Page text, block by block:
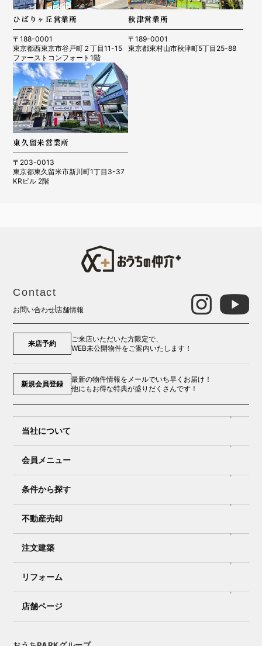
ひばりヶ丘営業所
〒188-0001
東京都西東京市谷戸町２丁目11-15
ファーストコンフォート1階
秋津営業所
〒189-0001
東京都東村山市秋津町5丁目25-88
東久留米営業所
〒203-0013
東京都東久留米市新川町1丁目3-37
KRビル 2階
Contact
お問い合わせ店舗情報
来店予約
ご来店いただいた方限定で、
WEB未公開物件をご案内いたします！
新規会員登録
最新の物件情報をメールでいち早くお届け！
他にもお得な特典が盛りだくさんです！
当社について
会員メニュー
条件から探す
不動産売却
注文建築
リフォーム
店舗ページ